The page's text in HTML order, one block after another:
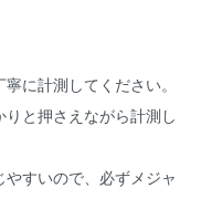
に計測してください。
と押さえながら計測し
すいので、必ずメジャ